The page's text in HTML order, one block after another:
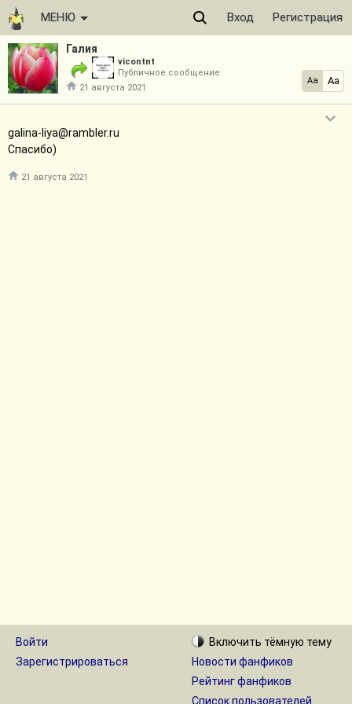
МЕНЮ Вход Регистрация
Галия
vicontnt
Публичное сообщение
21 августа 2021
Aa Aa
galina-liya@rambler.ru
Спасибо)
21 августа 2021
Войти
Зарегистрироваться
Включить тёмную тему
Новости фанфиков
Рейтинг фанфиков
Список пользователей